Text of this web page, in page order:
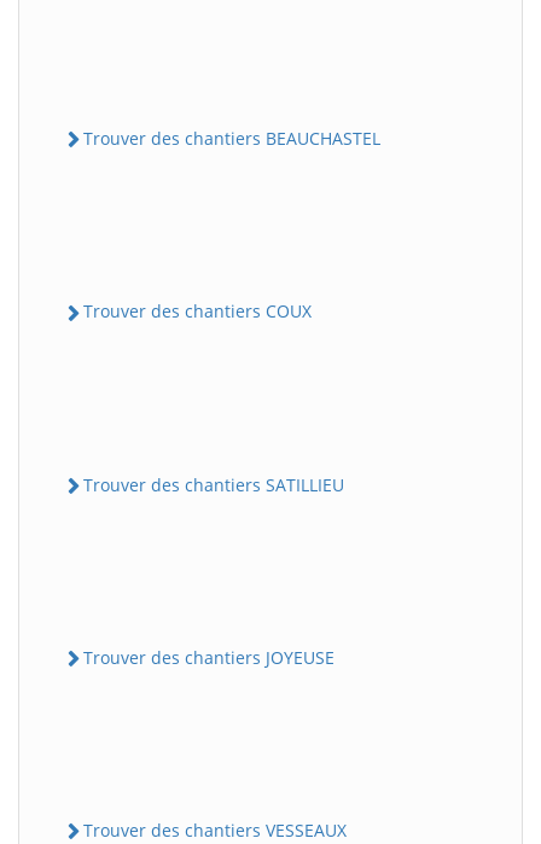
Trouver des chantiers BEAUCHASTEL
Trouver des chantiers COUX
Trouver des chantiers SATILLIEU
Trouver des chantiers JOYEUSE
Trouver des chantiers VESSEAUX